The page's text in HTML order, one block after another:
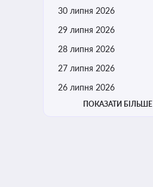
30 липня 2026
29 липня 2026
28 липня 2026
27 липня 2026
26 липня 2026
ПОКАЗАТИ БІЛЬШЕ